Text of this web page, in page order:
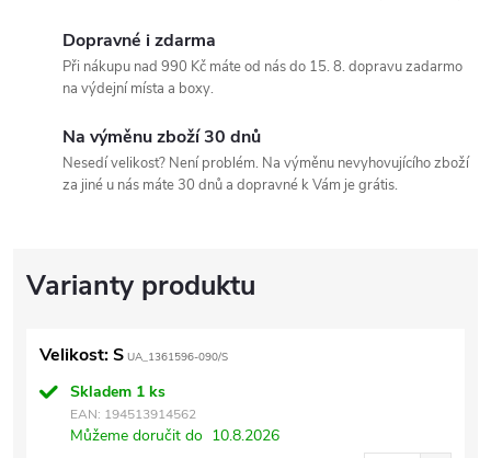
Dopravné i zdarma
Při nákupu nad 990 Kč máte od nás do 15. 8. dopravu zadarmo
na výdejní místa a boxy.
Na výměnu zboží 30 dnů
Nesedí velikost? Není problém. Na výměnu nevyhovujícího zboží
za jiné u nás máte 30 dnů a dopravné k Vám je grátis.
Velikost: S UA_1361596-090/S
Skladem 1 ks
EAN: 194513914562
Můžeme doručit do 10.8.2026